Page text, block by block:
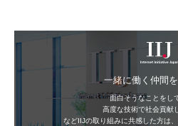
IIJ
一緒に働く仲間を
面白そうなことをし
高度な技術で社会貢献
などIIJの取り組みに共感した方は